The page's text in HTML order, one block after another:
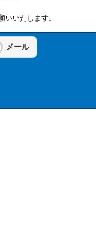
いたします。
メール